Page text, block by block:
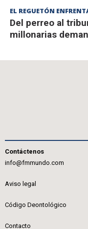
EL REGUETÓN
Del perreo al
millonarias
Contáctenos
info@fmmundo.com
Aviso legal
Código Deontológico
Contacto